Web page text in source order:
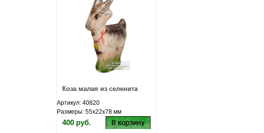
Коза малая из селенита
Артикул: 40820
Размеры: 55х22х78 мм
400 руб.